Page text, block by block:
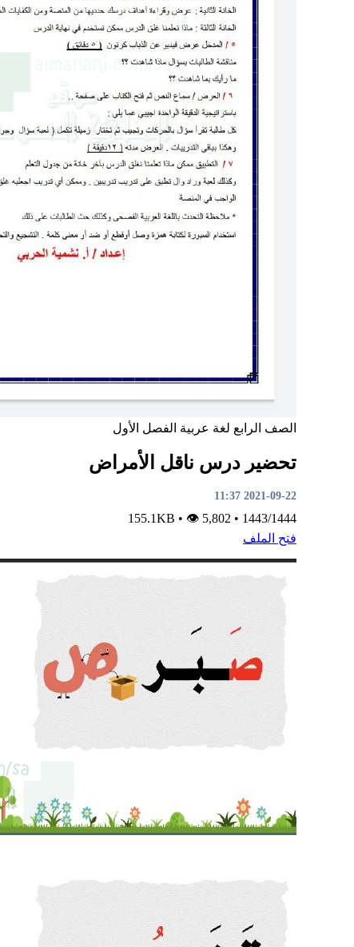
الصف الرابع لغة عربية الفصل الأول
تحضير درس ناقل الأمراض
2021-09-22 11:37
1443/1444
•
• 👁 5,802
فتح الملف